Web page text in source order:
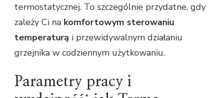
termostatycznej. To szczególnie przydatne, gdy
zależy Ci na komfortowym sterowaniu
temperaturą i przewidywalnym działaniu
grzejnika w codziennym użytkowaniu.
Parametry pracy i